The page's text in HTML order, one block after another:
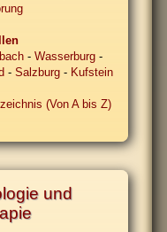
-Wasserburg -
- Salzburg- Kufstein
(Von A bis Z)
und